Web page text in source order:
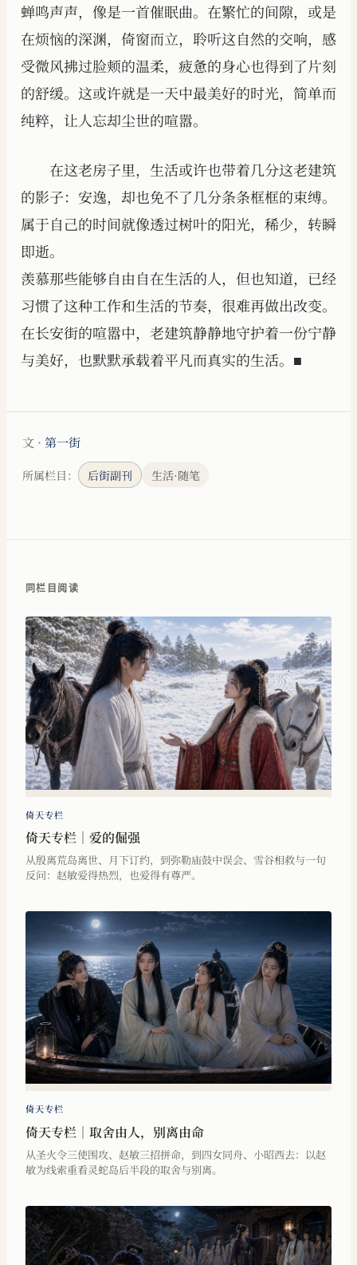
蝉鸣声声，像是一首催眠曲。在繁忙的间隙，或是
在烦恼的深渊，倚窗而立，聆听这自然的交响，感
受微风拂过脸颊的温柔，疲惫的身心也得到了片刻
的舒缓。这或许就是一天中最美好的时光，简单而
纯粹，让人忘却尘世的喧嚣。
在这老房子里，生活或许也带着几分这老建筑
的影子：安逸，却也免不了几分条条框框的束缚。
属于自己的时间就像透过树叶的阳光，稀少，转瞬
即逝。
羡慕那些能够自由自在生活的人，但也知道，已经
习惯了这种工作和生活的节奏，很难再做出改变。
在长安街的喧嚣中，老建筑静静地守护着一份宁静
与美好，也默默承载着平凡而真实的生活。■
文 · 第一街
所属栏目： 后街副刊 生活·随笔
同栏目阅读
倚天专栏
倚天专栏｜爱的倔强
从殷离荒岛离世、月下订约，到弥勒庙鼓中误会、雪谷相救与一句
反问：赵敏爱得热烈，也爱得有尊严。
倚天专栏
倚天专栏｜取舍由人，别离由命
从圣火令三使围攻、赵敏三招拼命，到四女同舟、小昭西去：以赵
敏为线索重看灵蛇岛后半段的取舍与别离。